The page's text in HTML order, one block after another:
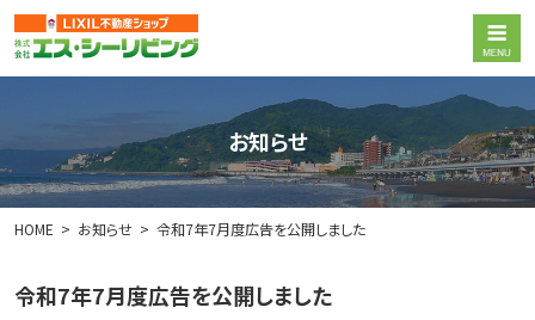
お知らせ
HOME お知らせ 令和7年7月度広告を公開しました
令和7年7月度広告を公開しました